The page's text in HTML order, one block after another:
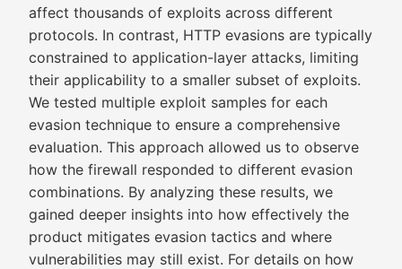
affect thousands of exploits across different
protocols. In contrast, HTTP evasions are typically
constrained to application-layer attacks, limiting
their applicability to a smaller subset of exploits.
We tested multiple exploit samples for each
evasion technique to ensure a comprehensive
evaluation. This approach allowed us to observe
how the firewall responded to different evasion
combinations. By analyzing these results, we
gained deeper insights into how effectively the
product mitigates evasion tactics and where
vulnerabilities may still exist. For details on how